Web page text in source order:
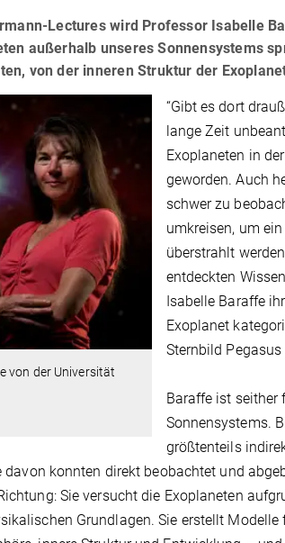
Lectures wird Professor Isabelle
außerhalb unseres Sonnensystems
von der inneren Struktur der
von der Universität
“Gibt es dort
lange Zeit
Exoplaneten in
geworden. Auch
schwer zu
umkreisen, um
überstrahlt
entdeckten
Isabelle Baraffe
Exoplanet
Sternbild
Baraffe ist seither
Sonnensystems.
größtenteils
konnten direkt beobachtet und
Sie versucht die Exoplaneten
Grundlagen. Sie erstellt